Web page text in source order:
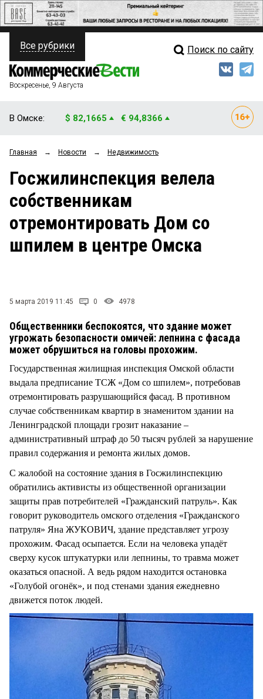
ПОЛИТИКА
ФИНАНСЫ
ОБЩЕСТВО
ЗАКОН
Свежий выпуск
Мнения
Рейтинги
Архив
Все рубрики Поиск по сайту
Воскресенье, 9 Августа
В Омске: $ 82,1665 € 94,8366
Главная → Новости → Недвижимость
Госжилинспекция велела
собственникам
отремонтировать Дом со
шпилем в центре Омска
5 марта 2019 11:45 0 4978
Общественники беспокоятся, что здание может
угрожать безопасности омичей: лепнина с фасада
может обрушиться на головы прохожим.
Государственная жилищная инспекция Омской области
выдала предписание ТСЖ «Дом со шпилем», потребовав
отремонтировать разрушающийся фасад. В противном
случае собственникам квартир в знаменитом здании на
Ленинградской площади грозит наказание –
административный штраф до 50 тысяч рублей за нарушение
правил содержания и ремонта жилых домов.
С жалобой на состояние здания в Госжилинспекцию
обратились активисты из общественной организации
защиты прав потребителей «Гражданский патруль». Как
говорит руководитель омского отделения «Гражданского
патруля» Яна ЖУКОВИЧ, здание представляет угрозу
прохожим. Фасад осыпается. Если на человека упадёт
сверху кусок штукатурки или лепнины, то травма может
оказаться опасной. А ведь рядом находится остановка
«Голубой огонёк», и под стенами здания ежедневно
движется поток людей.